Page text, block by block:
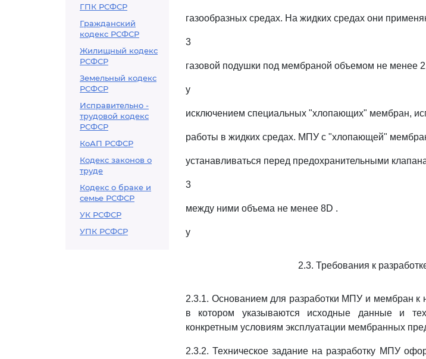
ГПК РСФСР
Гражданский
кодекс РСФСР
Жилищный кодекс
РСФСР
Земельный кодекс
РСФСР
Исправительно -
трудовой кодекс
РСФСР
КоАП РСФСР
Кодекс законов о
труде
Кодекс о браке и
семье РСФСР
УК РСФСР
УПК РСФСР
газообразных средах. На жидких средах они
3
газовой подушки под мембраной объемом не менее
y
исключением специальных "хлопающих" мембран,
работы в жидких средах. МПУ с "хлопающей"
устанавливаться перед предохранительными
3
между ними объема не менее 8D .
y
2.3. Требования к
2.3.1. Основанием для разработки МПУ и мембран к
в котором указываются исходные данные и
конкретным условиям эксплуатации мембранных
2.3.2. Техническое задание на разработку МПУ